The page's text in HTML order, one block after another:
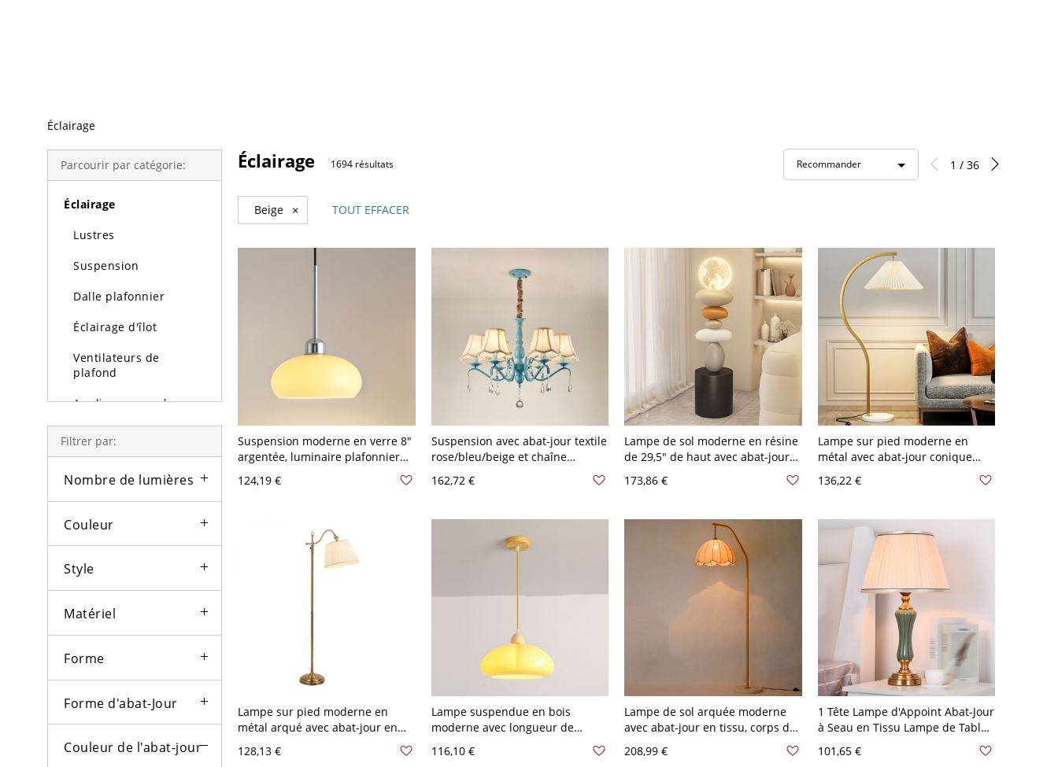
Éclairage
Parcourir par catégorie:
Éclairage
Lustres
Suspension
Dalle plafonnier
Éclairage d'îlot
Ventilateurs de
plafond
Appliques murales
Lampe et lampadaire
Filtrer par:
Nombre de lumières
Couleur
Style
Matériel
Forme
Forme d'abat-Jour
Couleur de l'abat-jour
Éclairage 1694 résultats Recommander 1 / 36
Beige × TOUT EFFACER
Suspension moderne en verre 8"
argentée, luminaire plafonnier
suspendu 1 lumière pour îlot de
cuisine ou petite salle à manger,
124,19 €
Suspension avec abat-jour textile
rose/bleu/beige et chaîne
réglable - Bleu Beige 110 V-120 V
162,72 €
Lampe de sol moderne en résine
de 29,5" de haut avec abat-jour
sphérique et base noire - 110 V-
120 V
173,86 €
Lampe sur pied moderne en
métal avec abat-jour conique
110 V-120 V Naturel
136,22 €
Lampe sur pied moderne en
métal arqué avec abat-jour en
pour salon - 110 V-120 V
128,13 €
Lampe suspendue en bois
moderne avec longueur de
suspension réglable en style de
dôme - 110 V-120 V Beige
116,10 €
Lampe de sol arquée moderne
avec abat-jour en tissu, corps de
lampe en fer et base en marbre -
110 V-120 V Naturel
208,99 €
1 Tête Lampe d'Appoint Abat-Jour
à Seau en Tissu Lampe de Table
110 V-120 V
101,65 €